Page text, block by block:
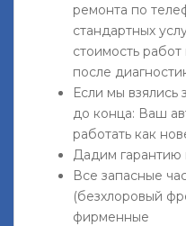
ремонта по
стандартных
стоимость работ
после
Если мы взялись
до конца: Ваш
работать как
Дадим гарантию
Все запасные
(безхлоровый
фирменные